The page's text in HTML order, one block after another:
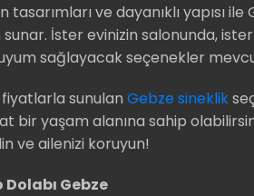
tasarımları ve dayanıklı yapısı
İster evinizin salonunda,
sağlayacak seçenekler
sunulan Gebze sineklik
bir yaşam alanına sahip
ve ailenizi koruyun!
Dolabı Gebze